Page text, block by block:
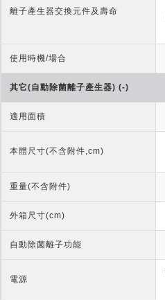
離子產生器交換元件及壽命
使用時機/場合
其它(自動除菌離子產生器) (-)
適用面積
本體尺寸(不含附件,cm)
重量(不含附件)
外箱尺寸(cm)
自動除菌離子功能
電源